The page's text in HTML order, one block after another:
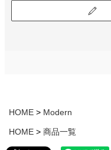
HOME Modern
HOME 商品一覧